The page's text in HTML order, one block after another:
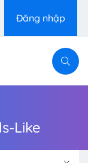
Đăng nhập
Like